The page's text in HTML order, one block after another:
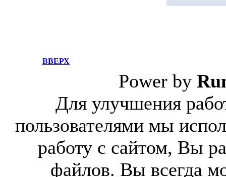
ВВЕРХ
Power by
Для улучшения
пользователями мы
работу с сайтом, Вы
файлов. Вы всегда